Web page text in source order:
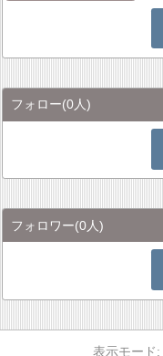
フォロー(0人)
フォロワー(0人)